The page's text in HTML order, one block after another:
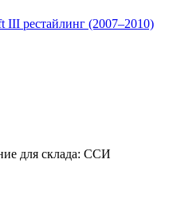
для склада: ССИ